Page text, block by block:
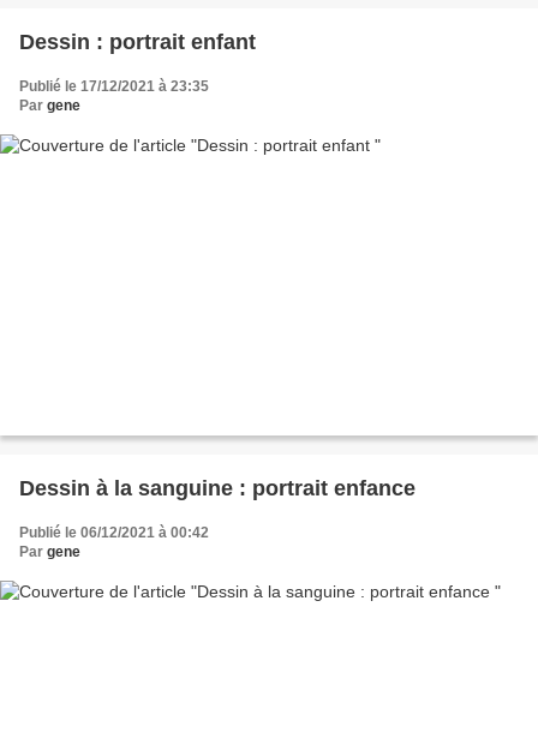
Dessin : portrait enfant
Publié le 17/12/2021 à 23:35
Par gene
Dessin à la sanguine : portrait enfance
Publié le 06/12/2021 à 00:42
Par gene